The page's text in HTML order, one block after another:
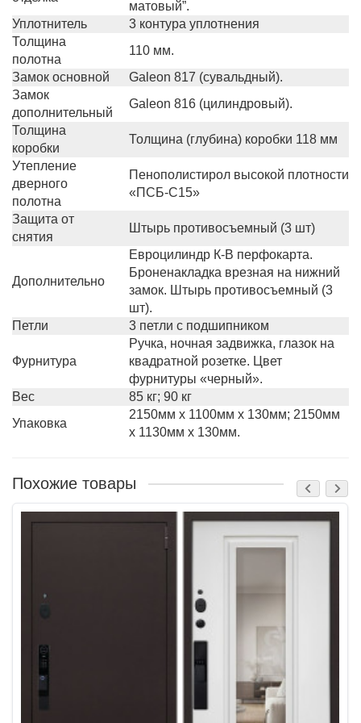
матовый”.
Уплотнитель
3 контура уплотнения
Толщина
полотна
110 мм.
Замок основной
Galeon 817 (сувальдный).
Замок
дополнительный
Galeon 816 (цилиндровый).
Толщина
коробки
Толщина (глубина) коробки 118 мм
Утепление
дверного
полотна
Пенополистирол высокой плотности
«ПСБ-С15»
Защита от
снятия
Штырь противосъемный (3 шт)
Дополнительно
Евроцилиндр К-В перфокарта.
Броненакладка врезная на нижний
замок. Штырь противосъемный (3
шт).
Петли
3 петли с подшипником
Фурнитура
Ручка, ночная задвижка, глазок на
квадратной розетке. Цвет
фурнитуры «черный».
Вес
85 кг; 90 кг
Упаковка
2150мм х 1100мм х 130мм; 2150мм
х 1130мм х 130мм.
Похожие товары